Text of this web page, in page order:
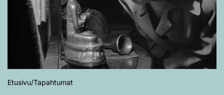
Etusivu/Tapahtumat